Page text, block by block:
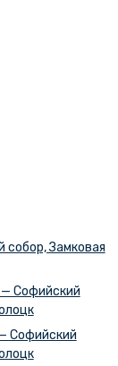
собор, Замковая
Софийский
Софийский